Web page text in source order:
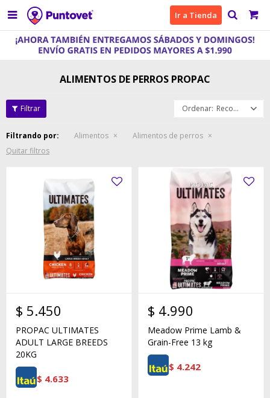
 Ir a Tienda
ALIMENTOS DE PERROS PROPAC
Recomendados
Filtrando por: Alimentos
Alimentos de perros
Quitar filtros
$ 5.450
PROPAC ULTIMATES
ADULT LARGE BREEDS
20KG
$ 4.633
$ 4.990
Meadow Prime Lamb &
Grain-Free 13 kg
$ 4.242